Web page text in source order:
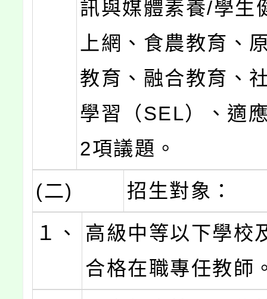
訊與媒體素養/學生
上網、食農教育、
教育、融合教育、
學習（SEL）、適
2項議題。
(二)
招生對象：
１、
高級中等以下學校
合格在職專任教師